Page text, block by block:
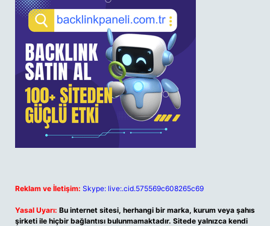
Reklam ve İletişim: Skype: live:.cid.575569c608265c69
Yasal Uyarı: Bu internet sitesi, herhangi bir marka, kurum veya şahıs
şirketi ile hiçbir bağlantısı bulunmamaktadır. Sitede yalnızca kendi